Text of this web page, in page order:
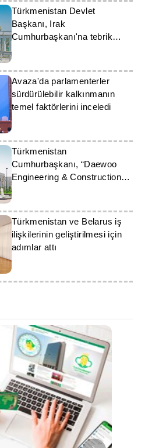
Türkmenistan Devlet
Başkanı, Irak
Cumhurbaşkanı'na tebrik
mesajı gönderdi
Avaza'da parlamenterler
sürdürülebilir kalkınmanın
temel faktörlerini inceledi
Türkmenistan
Cumhurbaşkanı, “Daewoo
Engineering & Construction”
şirketinin Başkanıyla görüştü
Türkmenistan ve Belarus iş
ilişkilerinin geliştirilmesi için
adımlar attı